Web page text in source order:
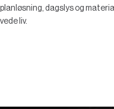
planløsning, dagslys og
liv.